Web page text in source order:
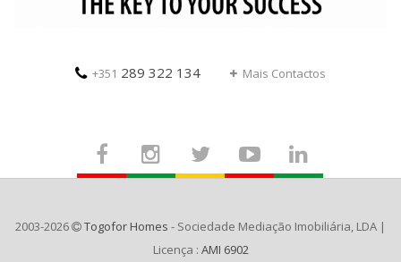
+351 289 322 134 Mais Contactos
2003-2026 Togofor Homes - Sociedade Mediação Imobiliária, LDA |
Licença : AMI 6902